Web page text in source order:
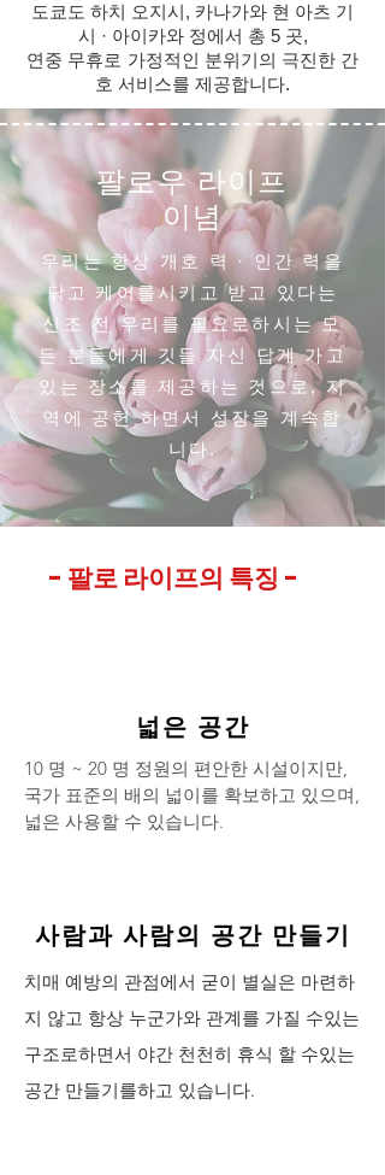
도쿄도 하치 오지시, 카나가와 현 아츠 기
시 · 아이카와 정에서 총 5 곳,
연중 무휴로 가정적인 분위기의 극진한 간
호 서비스를 제공합니다.
팔로우 라이프
이념
우리는 항상 개호 력 · 인간 력을
닦고 케어를시키고 받고 있다는
신조 전 우리를 필요로하시는 모
든 분들에게 깃들 자신 답게 가고
있는 장소를 제공하는 것으로, 지
역에 공헌 하면서 성장을 계속합
니다.
- 팔로 라이프의 특징 -
넓은 공간
10 명 ~ 20 명 정원의 편안한 시설이지만,
국가 표준의 배의 넓이를 확보하고 있으며,
넓은 사용할 수 있습니다.
사람과 사람의 공간 만들기
치매 예방의 관점에서 굳이 별실은 마련하
지 않고 항상 누군가와 관계를 가질 수있는
구조로하면서 야간 천천히 휴식 할 수있는
공간 만들기를하고 있습니다.